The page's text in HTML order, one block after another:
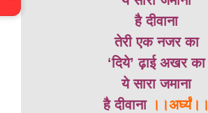
है दीवाना
तेरी एक नजर का
‘दिये’ ढ़ाई अखर का
ये सारा जमाना
है दीवाना।।अर्घ्यं।।